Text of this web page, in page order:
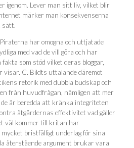
igenom. Lever man sitt liv, vilket blir
märker man konsekvenserna
sätt.
har omogna och uttjatade
med vad de vill göra och har
som stöd vilket deras bloggar,
visar. C. Bildts uttalande däremot
retorik med dubbla budskap och
från huvudfrågan, nämligen att mer
är beredda att kränka integriteten
åtgärdernas effektivitet vad gäller
väl kommer till kritan har
bristfälligt underlag för sina
återstående argument brukar vara